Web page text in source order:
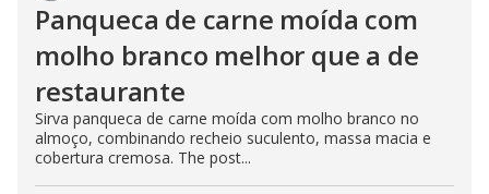
Panqueca de carne moída com
molho branco melhor que a de
restaurante
Sirva panqueca de carne moída com molho branco no
almoço, combinando recheio suculento, massa macia e
cobertura cremosa. The post...